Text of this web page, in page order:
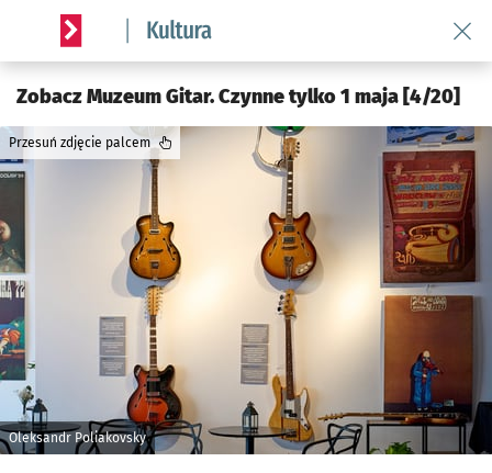
Serwis informacyjny wroclaw.pl podserwis: Kultura
Zobacz Muzeum Gitar. Czynne tylko 1 maja [4/20]
Oleksandr Poliakovsky
Przesuń zdjęcie palcem